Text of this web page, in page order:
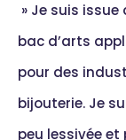
» Je suis issue
bac d’arts
pour des
bijouterie. Je
peu lessivée